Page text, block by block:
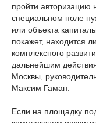
пройти авторизацию
специальном поле
или объекта
покажет, находится
комплексного
дальнейшим
Москвы,
Максим Гаман.
Если на площадку